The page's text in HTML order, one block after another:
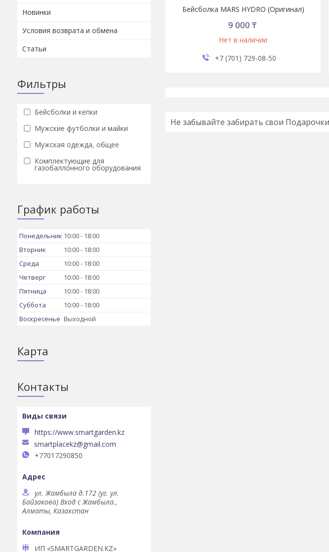
Бейсболка MARS HYDRO (Оригинал)
9 000 ₸
Нет в наличии
+7 (701) 729-08-50
Не забывайте забирать свои
Новинки
Условия возврата и обмена
Статьи
Фильтры
Бейсболки и кепки
Мужские футболки и майки
Мужская одежда, общее
Комплектующие для
газобаллонного оборудования
График работы
Понедельник 10:00
18:00
Вторник
10:00
18:00
Среда
10:00
18:00
Четверг
10:00
18:00
Пятница
10:00
18:00
Суббота
10:00
18:00
Воскресенье Выходной
Карта
Контакты
https://www.smartgarden.kz
smartplacekz@gmail.com
+77017290850
ул. Жамбыла д.172 (уг. ул.
Байзакова) Вход с Жамбыла.,
Алматы, Казахстан
ИП «SMARTGARDEN.KZ»